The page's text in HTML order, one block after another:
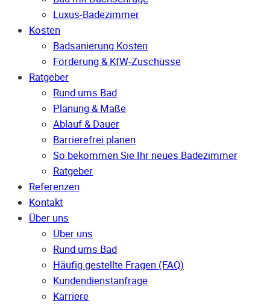
Luxus-Badezimmer
Kosten
Badsanierung Kosten
Förderung & KfW-Zuschüsse
Ratgeber
Rund ums Bad
Planung & Maße
Ablauf & Dauer
Barrierefrei planen
So bekommen Sie Ihr neues Badezimmer
Ratgeber
Referenzen
Kontakt
Über uns
Über uns
Rund ums Bad
Häufig gestellte Fragen (FAQ)
Kunden­dienst­anfrage
Karriere